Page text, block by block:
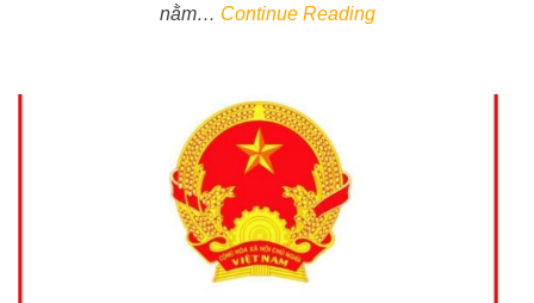
nằm… Continue Reading